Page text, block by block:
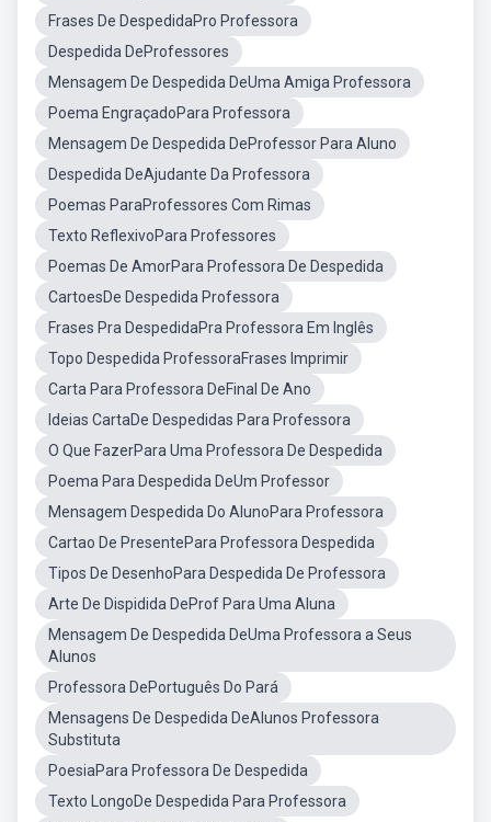
Frases De DespedidaPro Professora
Despedida DeProfessores
Mensagem De Despedida DeUma Amiga Professora
Poema EngraçadoPara Professora
Mensagem De Despedida DeProfessor Para Aluno
Despedida DeAjudante Da Professora
Poemas ParaProfessores Com Rimas
Texto ReflexivoPara Professores
Poemas De AmorPara Professora De Despedida
CartoesDe Despedida Professora
Frases Pra DespedidaPra Professora Em Inglês
Topo Despedida ProfessoraFrases Imprimir
Carta Para Professora DeFinal De Ano
Ideias CartaDe Despedidas Para Professora
O Que FazerPara Uma Professora De Despedida
Poema Para Despedida DeUm Professor
Mensagem Despedida Do AlunoPara Professora
Cartao De PresentePara Professora Despedida
Tipos De DesenhoPara Despedida De Professora
Arte De Dispidida DeProf Para Uma Aluna
Mensagem De Despedida DeUma Professora a Seus
Alunos
Professora DePortuguês Do Pará
Mensagens De Despedida DeAlunos Professora
Substituta
PoesiaPara Professora De Despedida
Texto LongoDe Despedida Para Professora